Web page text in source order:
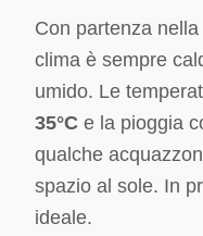
Con partenza
clima è sempre
umido. Le
35°Ce la pioggia
qualche
spazio al sole. In
ideale.